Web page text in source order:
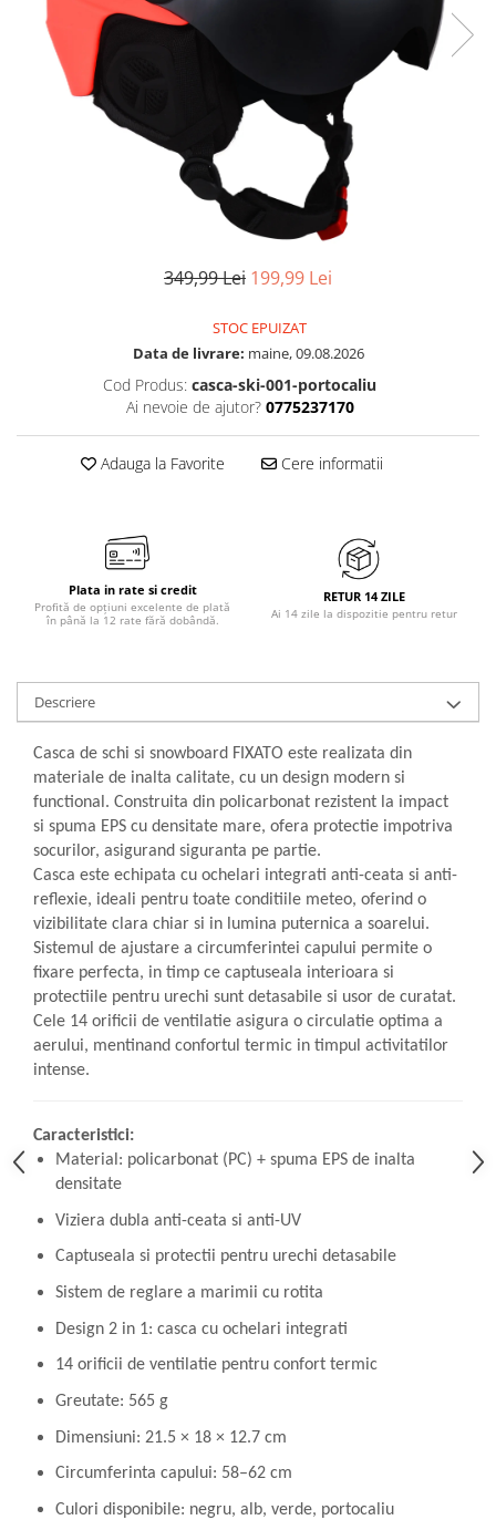
349,99 Lei 199,99 Lei
STOC EPUIZAT
Data de livrare: maine, 09.08.2026
Cod Produs: casca-ski-001-portocaliu
Ai nevoie de ajutor? 0775237170
Adauga la Favorite Cere informatii
Plata in rate si credit
Profită de opțiuni excelente de plată
în până la 12 rate fără dobândă.
RETUR 14 ZILE
Ai 14 zile la dispozitie pentru retur
Descriere
Casca de schi si snowboard FIXATO este realizata din
materiale de inalta calitate, cu un design modern si
functional. Construita din policarbonat rezistent la impact
si spuma EPS cu densitate mare, ofera protectie impotriva
socurilor, asigurand siguranta pe partie.
Casca este echipata cu ochelari integrati anti-ceata si anti-
reflexie, ideali pentru toate conditiile meteo, oferind o
vizibilitate clara chiar si in lumina puternica a soarelui.
Sistemul de ajustare a circumferintei capului permite o
fixare perfecta, in timp ce captuseala interioara si
protectiile pentru urechi sunt detasabile si usor de curatat.
Cele 14 orificii de ventilatie asigura o circulatie optima a
aerului, mentinand confortul termic in timpul activitatilor
intense.
Caracteristici:
Material: policarbonat (PC) + spuma EPS de inalta
densitate
Viziera dubla anti-ceata si anti-UV
Captuseala si protectii pentru urechi detasabile
Sistem de reglare a marimii cu rotita
Design 2 in 1: casca cu ochelari integrati
14 orificii de ventilatie pentru confort termic
Greutate: 565 g
Dimensiuni: 21.5 × 18 × 12.7 cm
Circumferinta capului: 58–62 cm
Culori disponibile: negru, alb, verde, portocaliu